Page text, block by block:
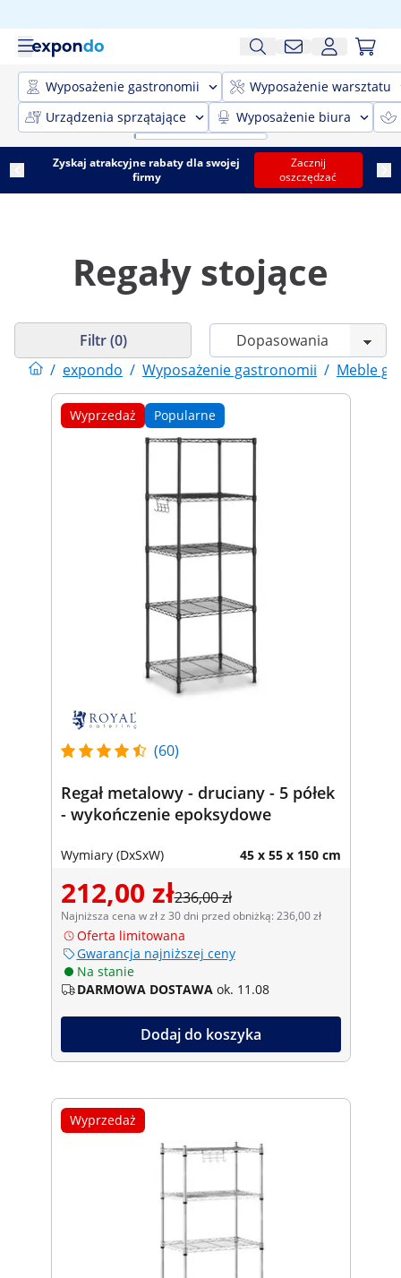
Wyposażenie gastronomii
Wyposażenie warsztatu
Urządzenia sprzątające
Wyposażenie biura
Zyskaj atrakcyjne rabaty dla swojej
firmy
Zacznij
oszczędzać
Regały stojące
/ expondo / Wyposażenie gastronomii / Meble
Filtr (0)
Wyprzedaż Popularne
(60)
Regał metalowy - druciany - 5 półek
- wykończenie epoksydowe
Wymiary (DxSxW) 45 x 55 x 150 cm
212,00 zł236,00 zł
Najniższa cena w zł z 30 dni przed obniżką: 236,00 zł
Oferta limitowana
Gwarancja najniższej ceny
Na stanie
DARMOWA DOSTAWA ok. 11.08
Dodaj do koszyka
Wyprzedaż